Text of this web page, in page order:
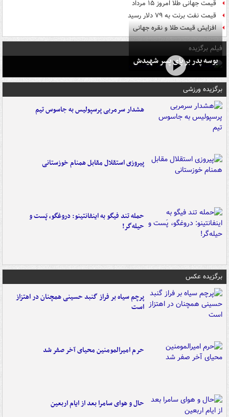
قیمت جهانی طلا امروز ۱۵ مرداد
قیمت نفت برنت به ۷۹ دلار رسید
افزایش قیمت طلا و نقره جهانی
فیلم برگزیده
بوسه‌ پدر بر پای پسر شهیدش
برگزیده ورزشی
هشدار سرمربی پرسپولیس به جاسوس تیم
پیروزی استقلال مقابل همنام خوزستانی
حمله تند فیگو به اینفانتینو: دروغگو، پَست‌ و
حیله‌گر!
برگزیده عکس
پرچم سیاه بر فراز گنبد حسینی همچنان در اهتزاز
است
حرم امیرالمومنین محیای آخر صفر شد
حال و هوای سامرا بعد از ایام اربعین